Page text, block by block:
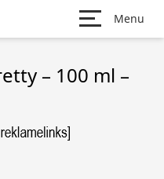
Menu
– 100 ml –